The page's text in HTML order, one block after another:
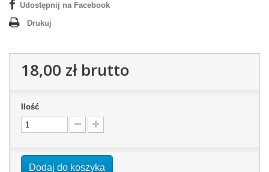
Udostępnij na Facebook
Drukuj
18,00 złbrutto
Ilość
Dodaj do koszyka